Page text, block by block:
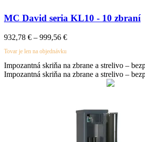
MC David seria KL10 - 10 zbraní
932,78 € – 999,56 €
Tovar je len na objednávku
Impozantná skriňa na zbrane a strelivo –
Impozantná skriňa na zbrane a strelivo –